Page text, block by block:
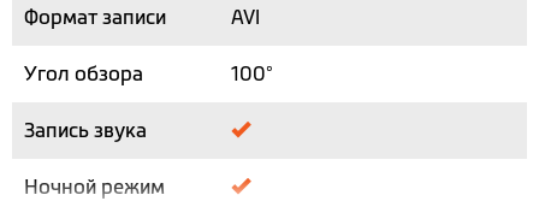
Формат записи AVI
Угол обзора 100°
Запись звука
Ночной режим